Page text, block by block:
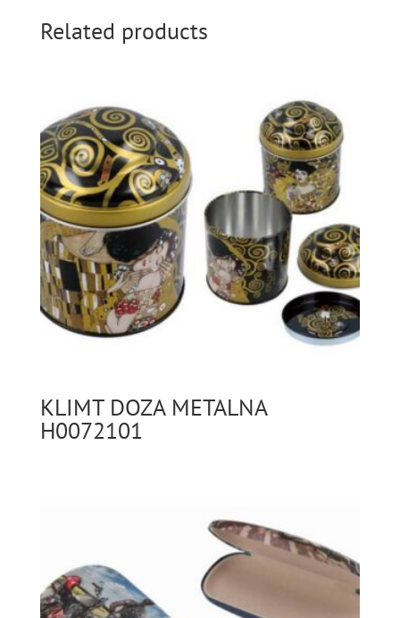
Related products
KLIMT DOZA METALNA
H0072101